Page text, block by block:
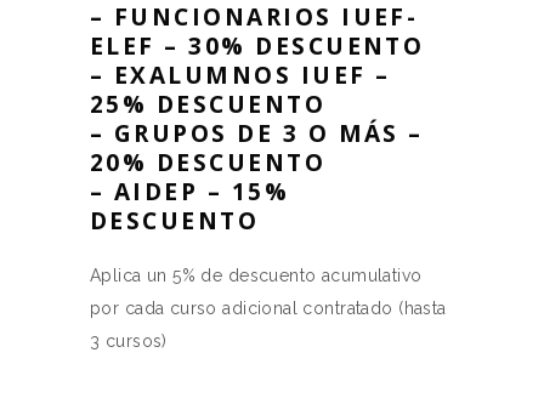
– FUNCIONARIOS IUEF-
ELEF – 30% DESCUENTO
– EXALUMNOS IUEF –
25% DESCUENTO
– GRUPOS DE 3 O MÁS –
20% DESCUENTO
– AIDEP – 15%
DESCUENTO
Aplica un 5% de descuento acumulativo
por cada curso adicional contratado (hasta
3 cursos)